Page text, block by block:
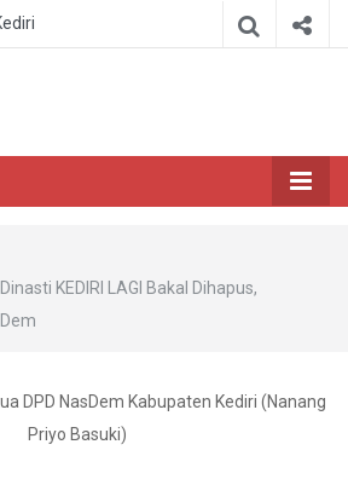
KEDIRI LAGI Bakal Dihapus,
DPD NasDem Kabupaten Kediri (Nanang
Priyo Basuki)